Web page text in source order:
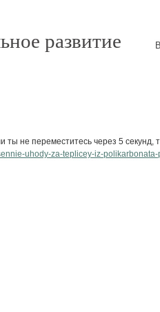
развитие
ты не переместитесь через 5 секунд,
uhody-za-teplicey-iz-